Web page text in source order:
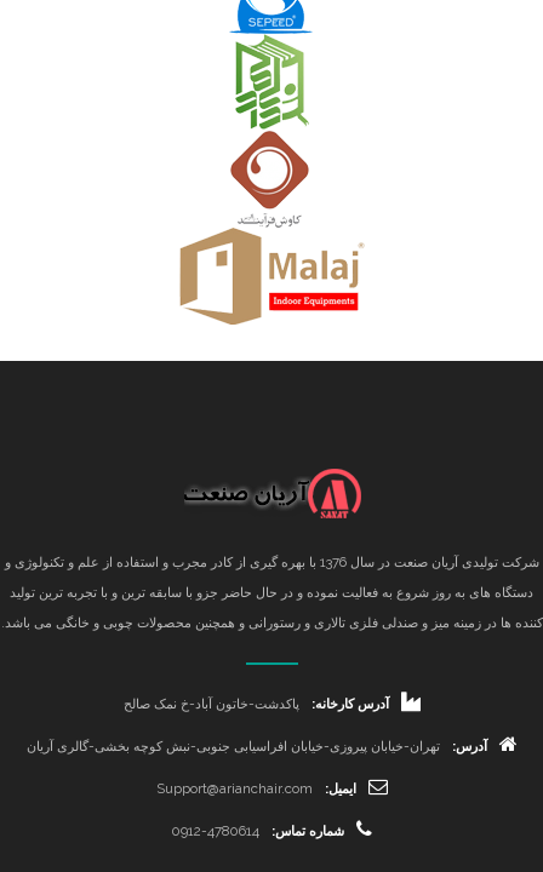
شرکت تولیدی آریان صنعت در سال 1376 با بهره گیری از کادر مجرب و استفاده از علم و تکنولوژی و
دستگاه های به روز شروع به فعالیت نموده و در حال حاضر جزو با سابقه ترین و با تجربه ترین تولید
کننده ها در زمینه میز و صندلی فلزی تالاری و رستورانی و همچنین محصولات چوبی و خانگی می باشد.
آدرس کارخانه: پاکدشت-خاتون آباد-خ نمک صالح
آدرس: تهران-خیابان پیروزی-خیابان افراسیابی جنوبی-نبش کوچه بخشی-گالری آریان
ایمیل: Support@arianchair.com
شماره تماس: 0912-4780614